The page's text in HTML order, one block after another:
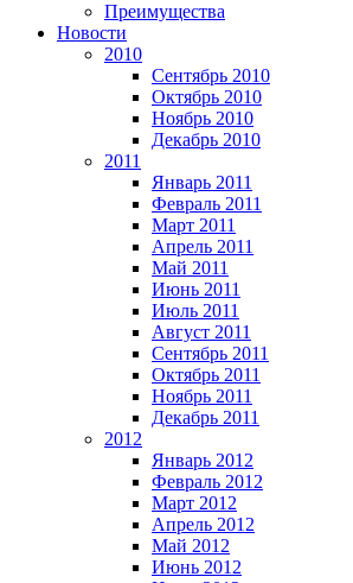
Преимущества
Новости
2010
Сентябрь 2010
Октябрь 2010
Ноябрь 2010
Декабрь 2010
2011
Январь 2011
Февраль 2011
Март 2011
Апрель 2011
Май 2011
Июнь 2011
Июль 2011
Август 2011
Сентябрь 2011
Октябрь 2011
Ноябрь 2011
Декабрь 2011
2012
Январь 2012
Февраль 2012
Март 2012
Апрель 2012
Май 2012
Июнь 2012